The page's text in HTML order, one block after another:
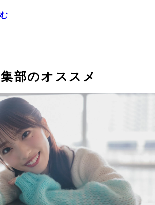
部のオススメ